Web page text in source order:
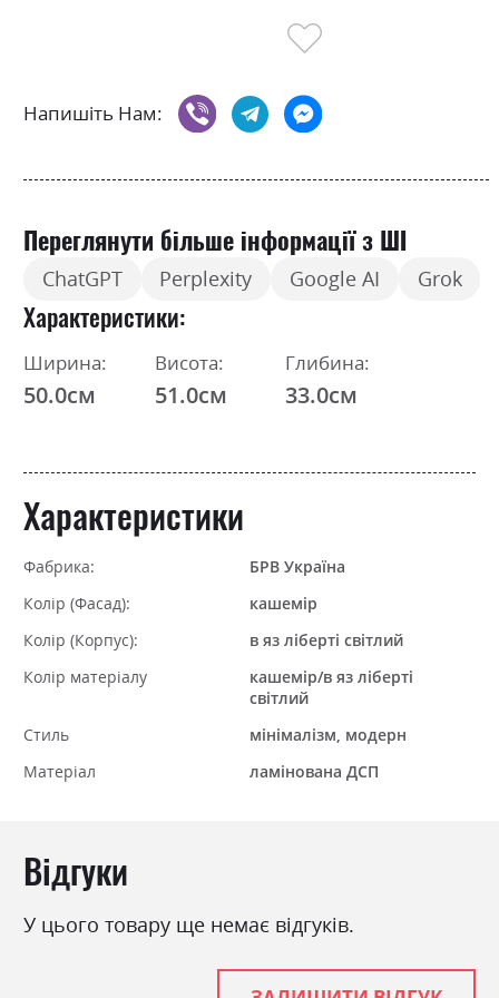
Напишіть Нам:
Переглянути більше інформації з ШІ
ChatGPT Perplexity Google AI Grok
Характеристики
Ширина:
50.0см
Висота:
51.0см
Глибина:
33.0см
Характеристики
Фабрика:
БРВ Україна
Колір (Фасад):
кашемір
Колір (Корпус):
в яз ліберті світлий
Колір матеріалу
кашемір/в яз ліберті
світлий
Стиль
мінімалізм, модерн
Матеріал
ламінована ДСП
Відгуки
У цього товару ще немає відгуків.